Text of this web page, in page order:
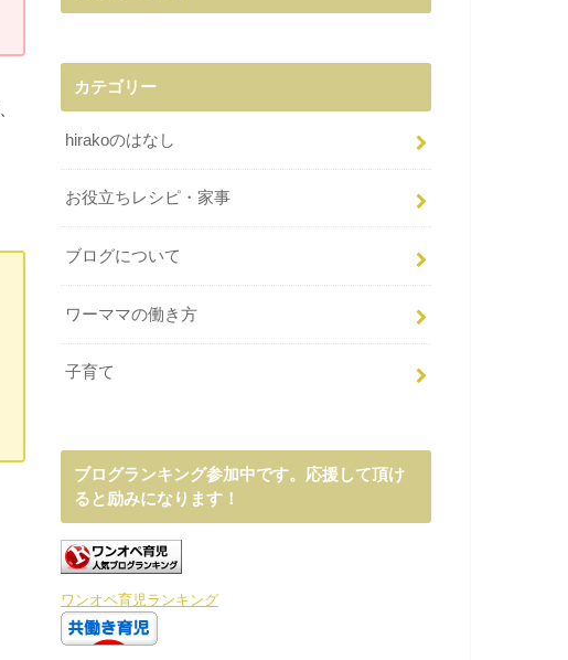
カテゴリー
hirakoのはなし
お役立ちレシピ・家事
ブログについて
ワーママの働き方
子育て
ブログランキング参加中です。応援して頂け
ると励みになります！
ワンオペ育児ランキング